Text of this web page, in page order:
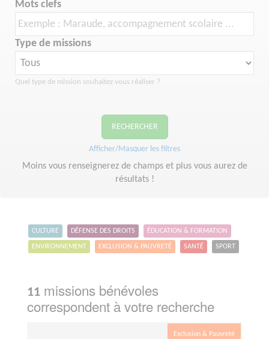
Mots clefs
Type de missions
Quel type de mission souhaitez vous réaliser ?
RECHERCHER
Afficher/Masquer les filtres
Moins vous renseignerez de champs et plus vous aurez de
résultats !
CULTURE DÉFENSE DES DROITS ÉDUCATION & FORMATION
ENVIRONNEMENT EXCLUSION & PAUVRETÉ SANTÉ SPORT
11 missions bénévoles
correspondent à votre recherche
Exclusion & Pauvreté